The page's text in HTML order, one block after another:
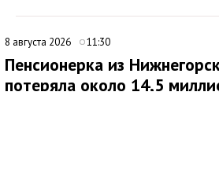
8 августа 2026 11:30
Пенсионерка из
потеряла около 14,5